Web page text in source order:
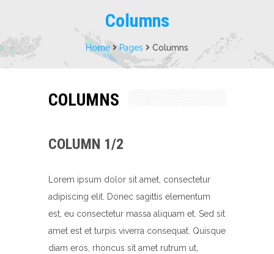
Columns
Home Pages Columns
COLUMNS
COLUMN 1/2
Lorem ipsum dolor sit amet, consectetur
adipiscing elit. Donec sagittis elementum
est, eu consectetur massa aliquam et. Sed sit
amet est et turpis viverra consequat. Quisque
diam eros, rhoncus sit amet rutrum ut,